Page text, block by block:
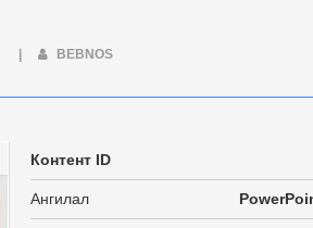
BEBNOS
Контент ID
Ангилал